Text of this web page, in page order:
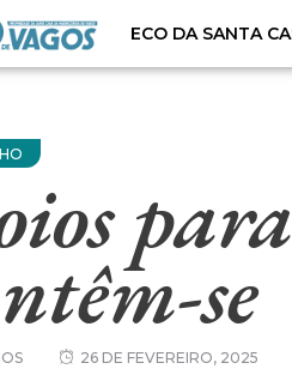
ECO DA SANTA
se
26 DE FEVEREIRO, 2025